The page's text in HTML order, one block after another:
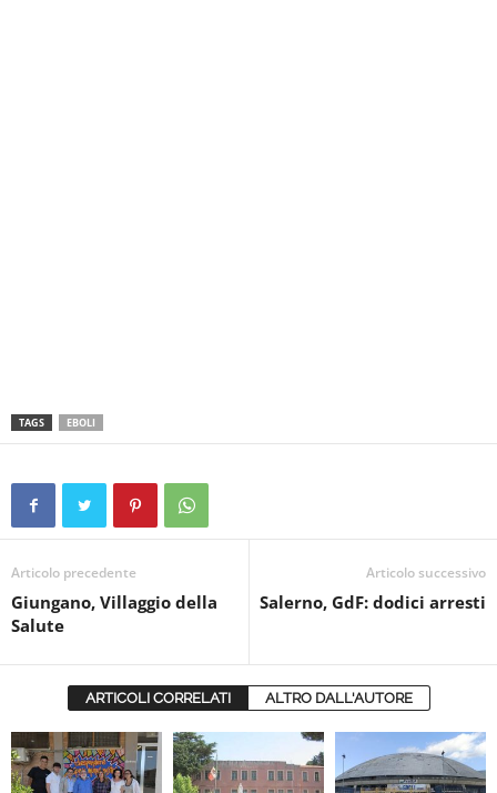
TAGS EBOLI
Articolo precedente
Giungano, Villaggio della
Salute
Articolo successivo
Salerno, GdF: dodici arresti
ARTICOLI CORRELATI ALTRO DALL'AUTORE